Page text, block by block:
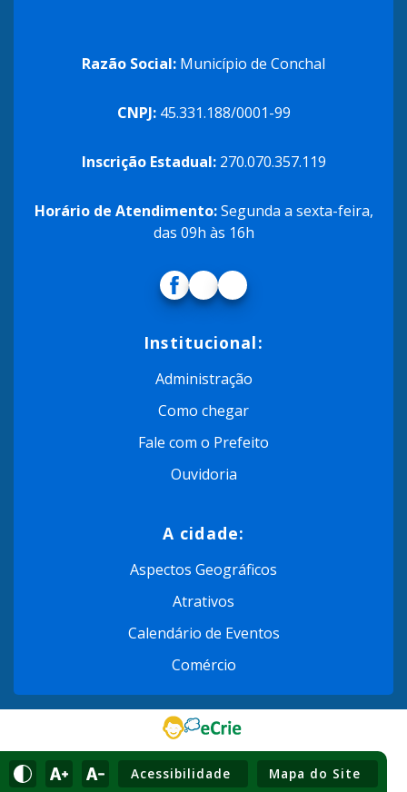
Acessibilidade Mapa do Site
Razão Social: Município de Conchal
CNPJ:45.331.188/0001-99
Inscrição Estadual:270.070.357.119
Horário de Atendimento:Segunda a sexta-feira,
das 09h às 16h
Institucional:
Administração
Como chegar
Fale com o Prefeito
Ouvidoria
A cidade:
Aspectos Geográficos
Atrativos
Calendário de Eventos
Comércio